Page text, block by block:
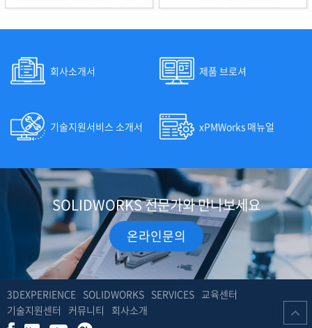
회사소개서 제품 브로셔
기술지원서비스 소개서 xPMWorks 매뉴얼
SOLIDWORKS 전문가와 만나보세요
온라인문의
3DEXPERIENCE SOLIDWORKS SERVICES 교육센터
기술지원센터
커뮤니티 회사소개